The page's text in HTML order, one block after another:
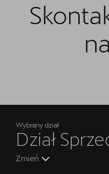
Wybrany dział
Dział
Zmień